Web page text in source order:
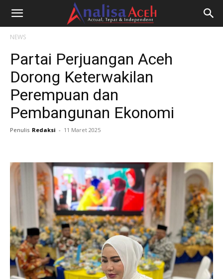
NEWS
Partai Perjuangan Aceh
Dorong Keterwakilan
Perempuan dan
Pembangunan Ekonomi
Penulis Redaksi - 11 Maret 2025